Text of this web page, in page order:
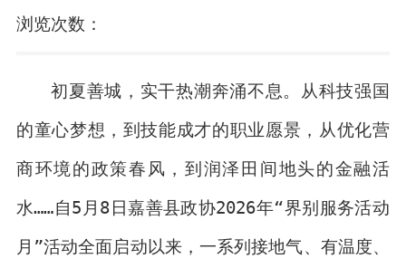
浏览次数：
初夏善城，实干热潮奔涌不息。从科技强国
的童心梦想，到技能成才的职业愿景，从优化营
商环境的政策春风，到润泽田间地头的金融活
水……自5月8日嘉善县政协2026年“界别服务活动
月”活动全面启动以来，一系列接地气、有温度、